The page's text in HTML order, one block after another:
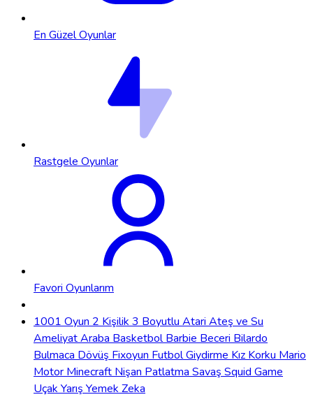
En Güzel Oyunlar
Rastgele Oyunlar
Favori Oyunlarım
1001 Oyun 2 Kişilik 3 Boyutlu Atari Ateş ve Su
AmeliyatAraba BasketbolBarbie Beceri Bilardo
Bulmaca Dövüş Fixoyun FutbolGiydirme Kız Korku Mario
Motor Minecraft Nişan Patlatma Savaş Squid Game
Uçak Yarış Yemek Zeka